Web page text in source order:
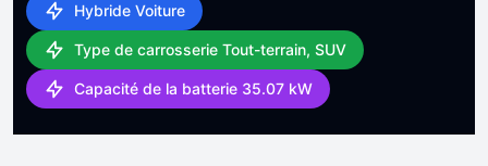
Hybride Voiture
Type de carrosserie Tout-terrain, SUV
Capacité de la batterie 35.07 kW